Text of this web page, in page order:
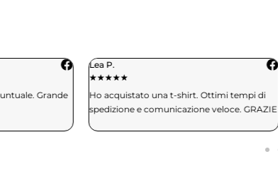
Grande
Lea P.
★★★★★
Ho acquistato una t-shirt. Ottimi tempi di
spedizione e comunicazione veloce. GRAZIE